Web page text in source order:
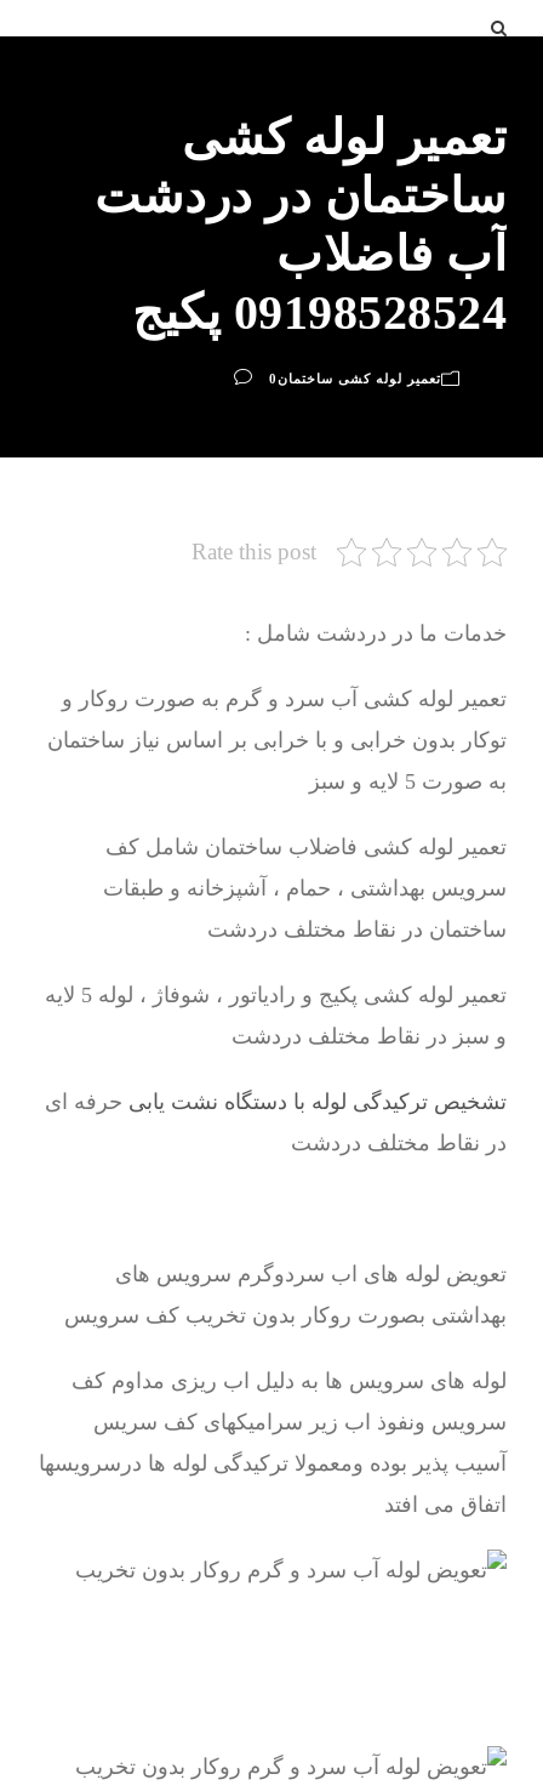
تعمیر لوله کشی
ساختمان در دردشت
آب فاضلاب
09198528524 پکیج
تعمیر لوله کشی ساختمان0
Rate this post
خدمات ما در دردشت شامل :
تعمیر لوله کشی آب سرد و گرم به صورت روکار و
توکار بدون خرابی و با خرابی بر اساس نیاز ساختمان
به صورت 5 لایه و سبز
تعمیر لوله کشی فاضلاب ساختمان شامل کف
سرویس بهداشتی ، حمام ، آشپزخانه و طبقات
ساختمان در نقاط مختلف دردشت
تعمیر لوله کشی پکیج و رادیاتور ، شوفاژ ، لوله 5 لایه
و سبز در نقاط مختلف دردشت
تشخیص ترکیدگی لوله با دستگاه نشت یابی حرفه ای
در نقاط مختلف دردشت
تعویض لوله های اب سردوگرم سرویس های
بهداشتی بصورت روکار بدون تخریب کف سرویس
لوله های سرویس ها به دلیل اب ریزی مداوم کف
سرویس ونفوذ اب زیر سرامیکهای کف سریس
آسیب پذیر بوده ومعمولا ترکیدگی لوله ها درسرویسها
اتفاق می افتد